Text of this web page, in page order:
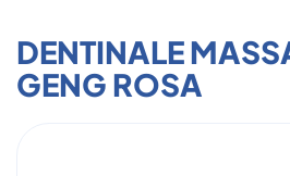
DENTINALE
GENG ROSA